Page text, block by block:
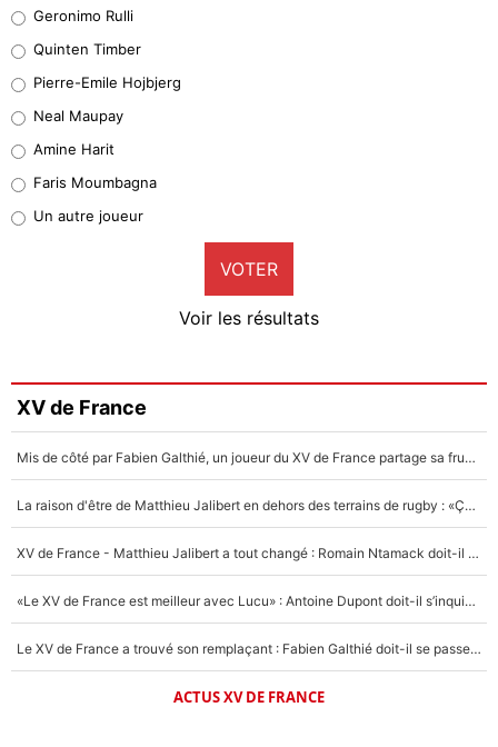
32%
5%
1%
9%
Faris Moumbagna
4%
Un autre joueur
5%
Geronimo Rulli
Quinten Timber
Pierre-Emile Hojbjerg
Neal Maupay
Amine Harit
Faris Moumbagna
Un autre joueur
VOTER
Voir les résultats
XV de France
Mis de côté par Fabien Galthié, un joueur du XV de France partage sa frustration : «ils ne me l’ont pas dit tout de suite»
La raison d'être de Matthieu Jalibert en dehors des terrains de rugby : «Ça m'atteint autant que si tu touches à un membre de ma famille»
XV de France - Matthieu Jalibert a tout changé : Romain Ntamack doit-il s’inquiéter pour sa place à un an de la Coupe du monde ?
«Le XV de France est meilleur avec Lucu» : Antoine Dupont doit-il s’inquiéter pour sa place ?
Le XV de France a trouvé son remplaçant : Fabien Galthié doit-il se passer d'Antoine Dupont ?
ACTUS XV DE FRANCE